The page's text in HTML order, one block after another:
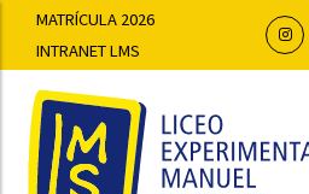
MATRÍCULA 2026
INTRANET LMS